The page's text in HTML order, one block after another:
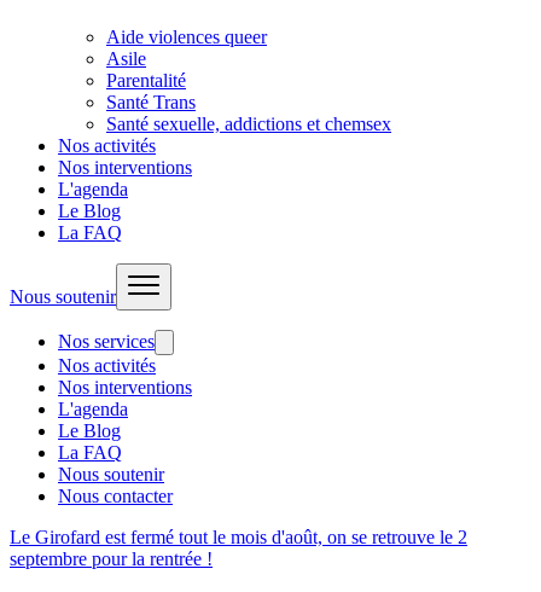
Aide violences queer
Asile
Parentalité
Santé Trans
Santé sexuelle, addictions et chemsex
Nos activités
Nos interventions
L'agenda
Le Blog
La FAQ
Nous soutenir
Nos services
Nos activités
Nos interventions
L'agenda
Le Blog
La FAQ
Nous soutenir
Nous contacter
Le Girofard est fermé tout le mois d'août, on se retrouve le 2
septembre pour la rentrée !